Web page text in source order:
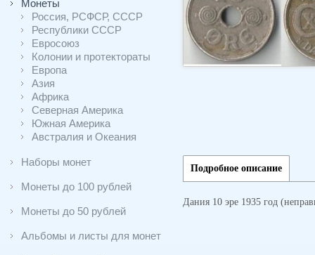
Монеты
Россия, РСФСР, СССР
Республики СССР
Евросоюз
Колонии и протектораты
Европа
Азия
Африка
Северная Америка
Южная Америка
Австралия и Океания
Наборы монет
Монеты до 100 рублей
Монеты до 50 рублей
Альбомы и листы для монет
Подробное описание
Дания 10 эре 1935 год